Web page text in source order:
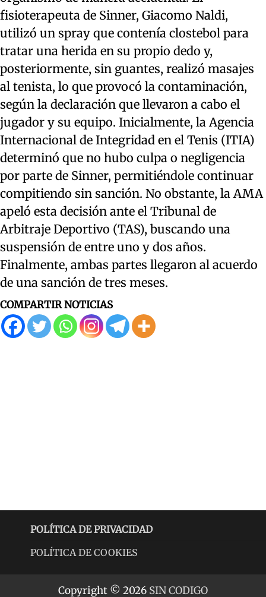
fisioterapeuta de Sinner, Giacomo Naldi,
utilizó un spray que contenía clostebol para
tratar una herida en su propio dedo y,
posteriormente, sin guantes, realizó masajes
al tenista, lo que provocó la contaminación,
según la declaración que llevaron a cabo el
jugador y su equipo. Inicialmente, la Agencia
Internacional de Integridad en el Tenis (ITIA)
determinó que no hubo culpa o negligencia
por parte de Sinner, permitiéndole continuar
compitiendo sin sanción. No obstante, la AMA
apeló esta decisión ante el Tribunal de
Arbitraje Deportivo (TAS), buscando una
suspensión de entre uno y dos años.
Finalmente, ambas partes llegaron al acuerdo
de una sanción de tres meses.
COMPARTIR NOTICIAS
POLÍTICA DE PRIVACIDAD
POLÍTICA DE COOKIES
Copyright © 2026 SIN CODIGO